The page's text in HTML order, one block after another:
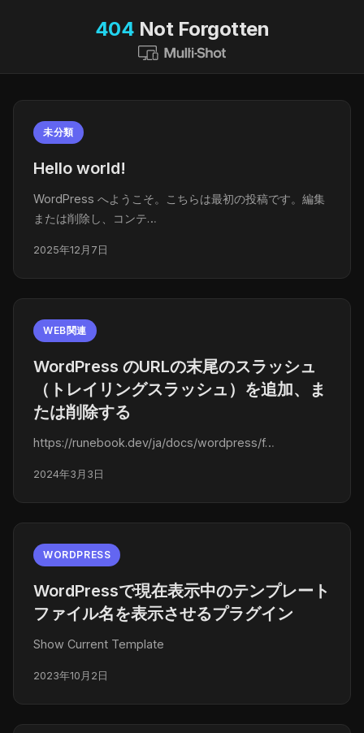
404 Not Forgotten
未分類
Hello world!
WordPress へようこそ。こちらは最初の投稿です。編集
または削除し、コンテ…
2025年12月7日
WEB関連
WordPress のURLの末尾のスラッシュ
（トレイリングスラッシュ）を追加、ま
たは削除する
https://runebook.dev/ja/docs/wordpress/f…
2024年3月3日
WORDPRESS
WordPressで現在表示中のテンプレート
ファイル名を表示させるプラグイン
Show Current Template
2023年10月2日